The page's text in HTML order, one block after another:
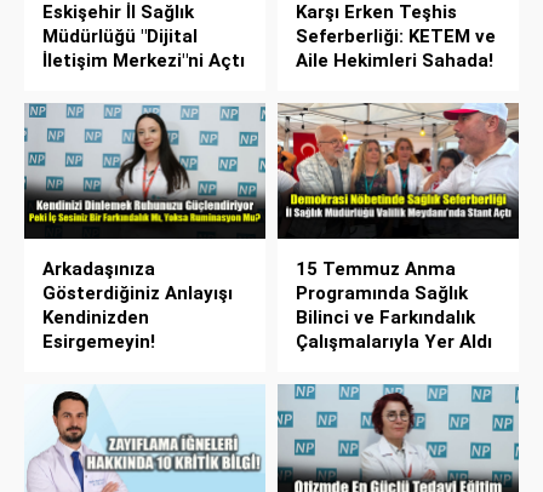
Eskişehir İl Sağlık
Müdürlüğü "Dijital
İletişim Merkezi"ni Açtı
Karşı Erken Teşhis
Seferberliği: KETEM ve
Aile Hekimleri Sahada!
Arkadaşınıza
Gösterdiğiniz Anlayışı
Kendinizden
Esirgemeyin!
15 Temmuz Anma
Programında Sağlık
Bilinci ve Farkındalık
Çalışmalarıyla Yer Aldı